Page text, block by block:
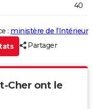
40
: ministère de l’Intérieur
Partager
Cher ont le